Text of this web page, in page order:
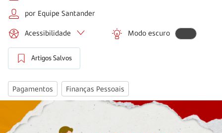
por Equipe Santander
Acessibilidade Modo escuro
Artigos Salvos
Pagamentos Finanças Pessoais